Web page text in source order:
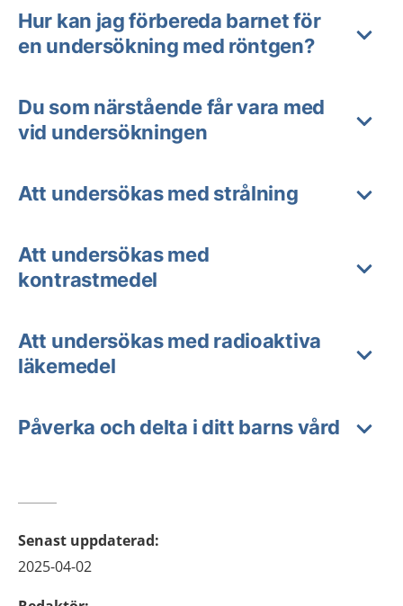
Hur kan jag förbereda barnet för
en undersökning med röntgen?
Du som närstående får vara med
vid undersökningen
Att undersökas med strålning
Att undersökas med
kontrastmedel
Att undersökas med radioaktiva
läkemedel
Påverka och delta i ditt barns vård
Senast uppdaterad:
2025-04-02